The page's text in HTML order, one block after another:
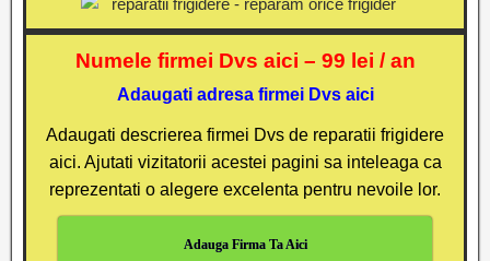
Numele firmei Dvs aici – 99 lei / an
Adaugati adresa firmei Dvs aici
Adaugati descrierea firmei Dvs de reparatii frigidere
aici. Ajutati vizitatorii acestei pagini sa inteleaga ca
reprezentati o alegere excelenta pentru nevoile lor.
Adauga Firma Ta Aici